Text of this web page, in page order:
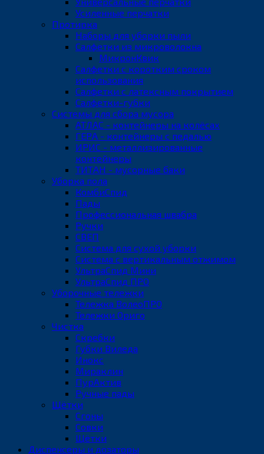
Усиленные перчатки
Протирка
Наборы для уборки пыли
Салфетки из микроволокна
МикронКвик
Салфетки с коротким сроком
использования
Салфетки с латексным покрытием
Салфетки-губки
Системы для сбора мусора
АТЛАС - контейнеры на колёсах
ГЕРА - контейнеры с педалью
ИРИС - металлизированные
контейнеры
ТИТАН - мусорные баки
Уборка пола
КомбиСпид
Пады
Профессиональная швабра
Ручки
СВЕП
Система для сухой уборки
Система с вертикальным отжимом
УльтраСпид Мини
УльтраСпид ПРО
Уборочные тележки
Тележка ВолеоПРО
Тележки Ориго
Чистка
Скребки
Губки Виледа
Инокс
Мираклин
ПурАктив
Ручные пады
Щётки
Сгоны
Совки
Щётки
Диспенсеры и дозаторы